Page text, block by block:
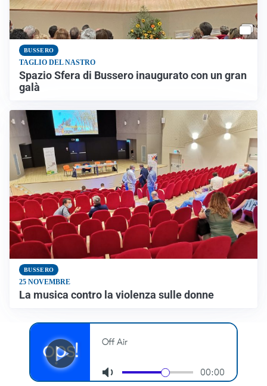
BUSSERO
TAGLIO DEL NASTRO
Spazio Sfera di Bussero inaugurato con un gran
galà
BUSSERO
25 NOVEMBRE
La musica contro la violenza sulle donne